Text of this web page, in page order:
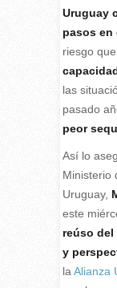
Uruguay
pasos en
riesgo
las
pasado
peor
Así lo
Ministerio
Uruguay,
este
reúso
y
la Alianza